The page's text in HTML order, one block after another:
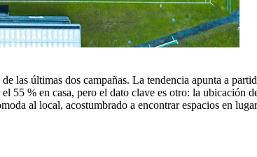
las últimas dos campañas. La tendencia apunta a
% en casa, pero el dato clave es otro: la ubicación
al local, acostumbrado a encontrar espacios en